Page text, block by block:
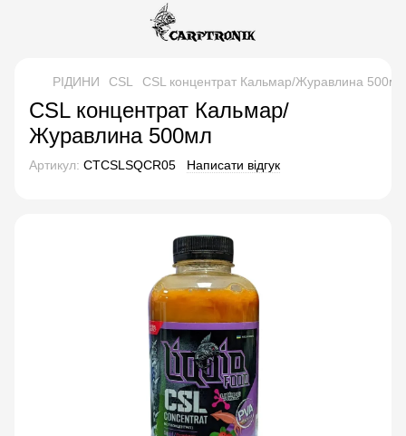
РІДИНИ CSL CSL концентрат Кальмар/Журавлина 500мл
CSL концентрат Кальмар/
Журавлина 500мл
Артикул: CTCSLSQCR05 Написати відгук